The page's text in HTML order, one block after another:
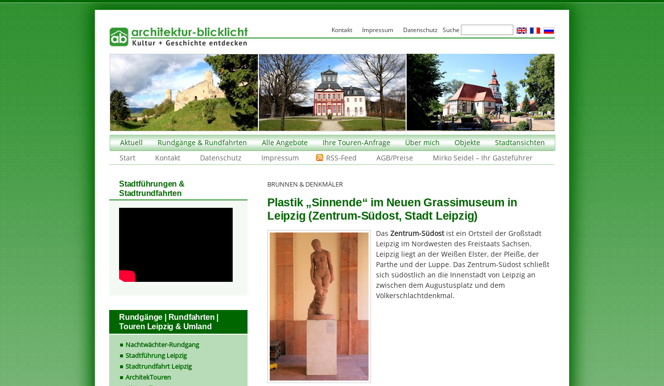
Aktuell Rundgänge & Rundfahrten Alle Angebote Ihre Touren-Anfrage Über mich Objekte
Stadtansichten
Start
Kontakt Datenschutz Impressum RSS-Feed AGB/Preise Mirko Seidel – Ihr Gästeführer
BRUNNEN & DENKMÄLER
Plastik „Sinnende“ im Neuen Grassimuseum in
Leipzig (Zentrum-Südost, Stadt Leipzig)
Das Zentrum-Südostist ein Ortsteil der Großstadt
Leipzig im Nordwesten des Freistaats Sachsen.
Leipzig liegt an der Weißen Elster, der Pleiße, der
Parthe und der Luppe. Das Zentrum-Südost schließt
sich südöstlich an die Innenstadt von Leipzig an
zwischen dem Augustusplatz und dem
Völkerschlachtdenkmal.
Stadtführungen &
Stadtrundfahrten
Rundgänge | Rundfahrten |
Touren Leipzig & Umland
Nachtwächter-Rundgang
Stadtführung Leipzig
Stadtrundfahrt Leipzig
ArchitekTouren
Kontakt Impressum Datenschutz Suche